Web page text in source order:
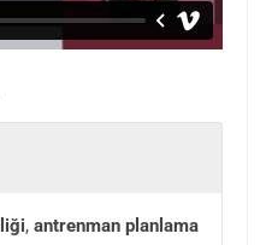
, antrenman planlama